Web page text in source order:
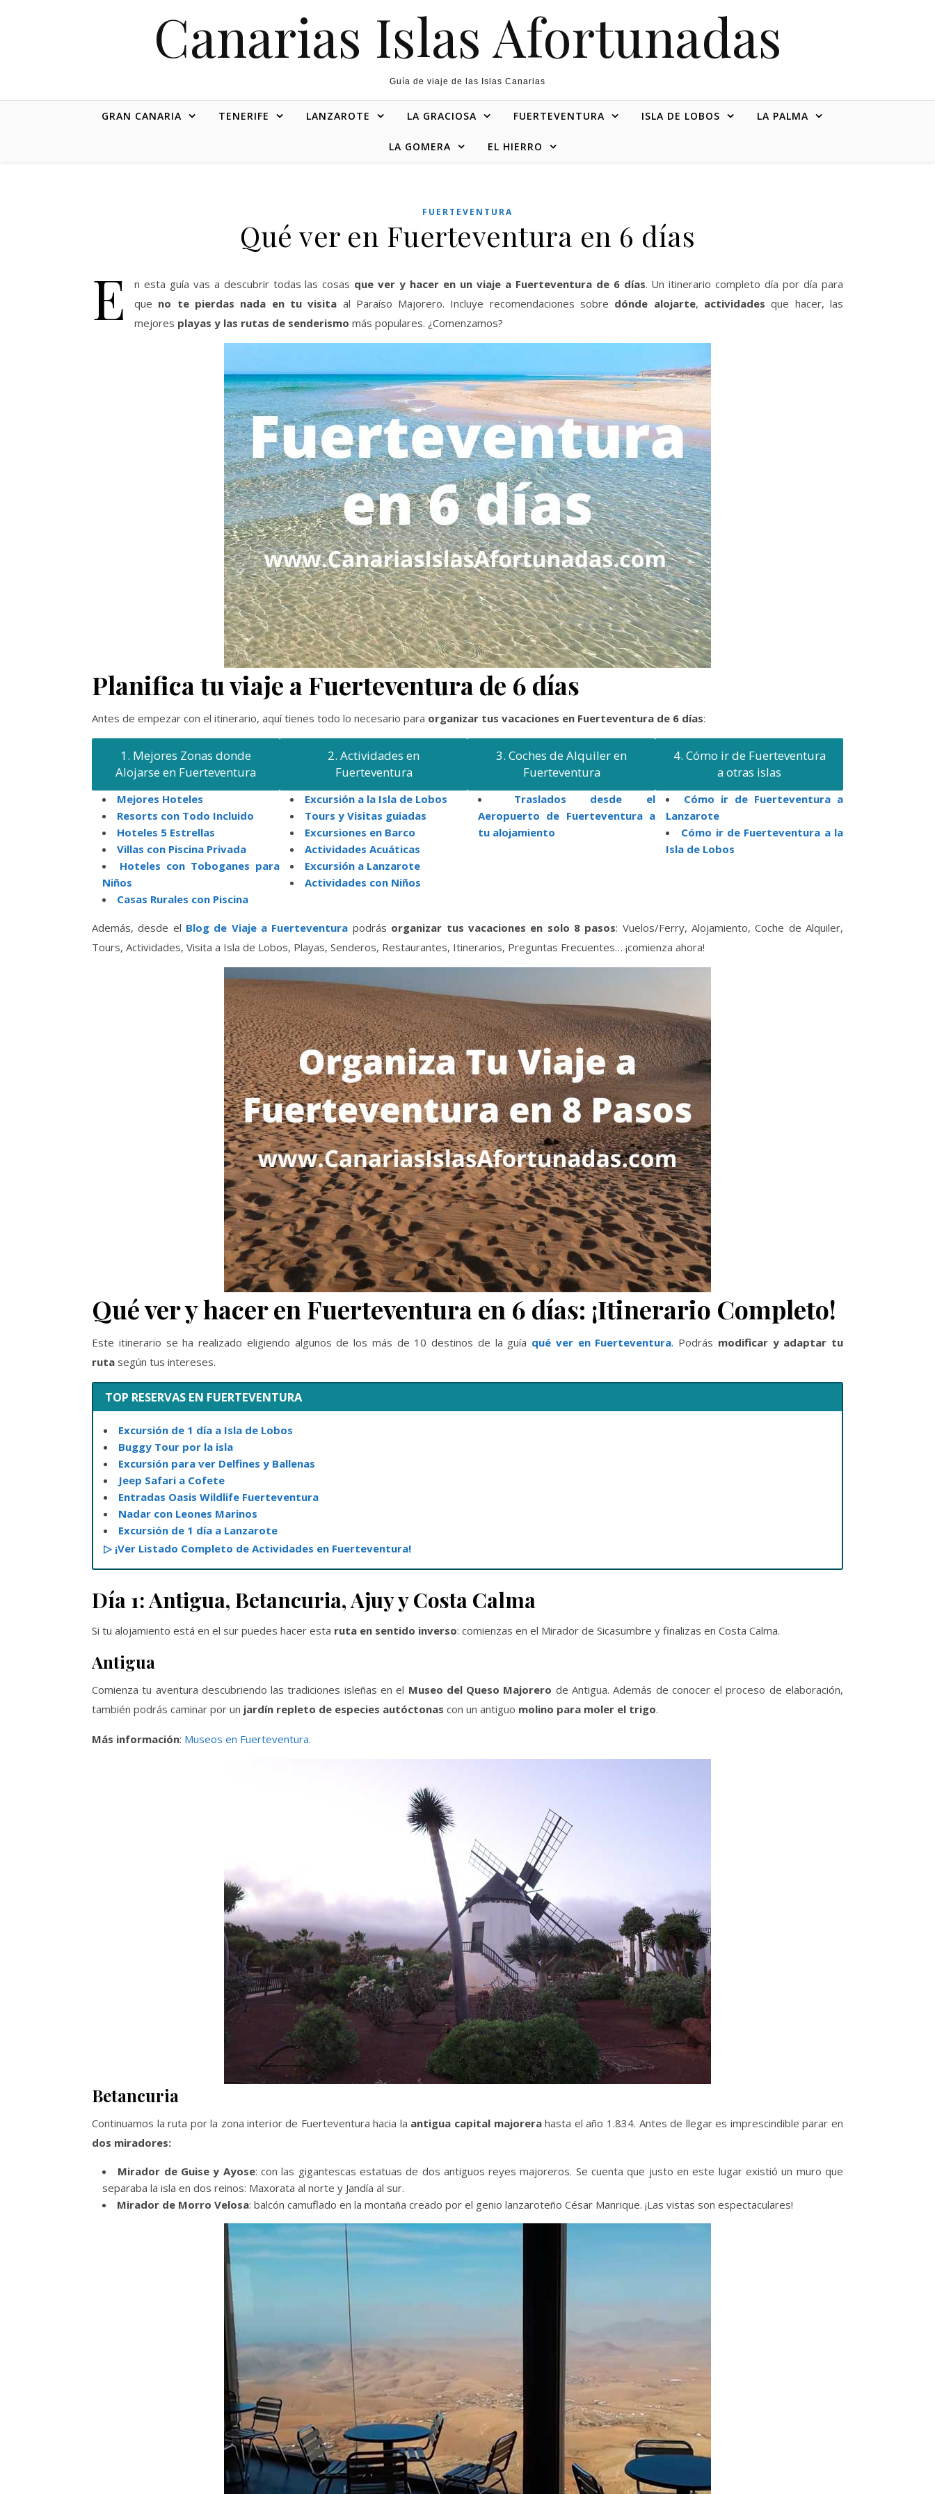
Canarias Islas Afortunadas
Guía de viaje de las Islas Canarias
GRAN CANARIA TENERIFE LANZAROTE LA GRACIOSA FUERTEVENTURA ISLA DE LOBOS LA PALMA
LA GOMERA EL HIERRO
FUERTEVENTURA
Qué ver en Fuerteventura en 6 días
E n esta guía vas a descubrir todas las cosas que ver y hacer en un viaje a Fuerteventura de 6 días. Un itinerario completo día por día para
que no te pierdas nada en tu visita al Paraíso Majorero. Incluye recomendaciones sobre dónde alojarte, actividadesque hacer, las
mejores playas y las rutas de senderismo más populares. ¿Comenzamos?
Planifica tu viaje a Fuerteventura de 6 días
Antes de empezar con el itinerario, aquí tienes todo lo necesario para organizar tus vacaciones en Fuerteventura de 6 días:
1. Mejores Zonas donde
Alojarse en Fuerteventura
Mejores Hoteles
Resorts con Todo Incluido
Hoteles 5 Estrellas
Villas con Piscina Privada
Hoteles con Toboganes para
Niños
Casas Rurales con Piscina
2. Actividades en
Fuerteventura
Excursión a la Isla de Lobos
Tours y Visitas guiadas
Excursiones en Barco
Actividades Acuáticas
Excursión a Lanzarote
Actividades con Niños
3. Coches de Alquiler en
Fuerteventura
Traslados desde el
Aeropuerto de Fuerteventura a
tu alojamiento
4. Cómo ir de Fuerteventura
a otras islas
Cómo ir de Fuerteventura a
Lanzarote
Cómo ir de Fuerteventura a la
Isla de Lobos
Además, desde el Blog de Viaje a Fuerteventura podrás organizar tus vacaciones en solo 8 pasos: Vuelos/Ferry, Alojamiento, Coche de Alquiler,
Tours, Actividades, Visita a Isla de Lobos, Playas, Senderos, Restaurantes, Itinerarios, Preguntas Frecuentes… ¡comienza ahora!
Qué ver y hacer en Fuerteventura en 6 días: ¡Itinerario Completo!
Este itinerario se ha realizado eligiendo algunos de los más de 10 destinos de la guía qué ver en Fuerteventura. Podrás modificar y adaptar tu
ruta según tus intereses.
TOP RESERVAS EN FUERTEVENTURA
Excursión de 1 día a Isla de Lobos
Buggy Tour por la isla
Excursión para ver Delfines y Ballenas
Jeep Safari a Cofete
Entradas Oasis Wildlife Fuerteventura
Nadar con Leones Marinos
Excursión de 1 día a Lanzarote
▷ ¡Ver Listado Completo de Actividades en Fuerteventura!
Día 1: Antigua, Betancuria, Ajuy y Costa Calma
Si tu alojamiento está en el sur puedes hacer esta ruta en sentido inverso: comienzas en el Mirador de Sicasumbre y finalizas en Costa Calma.
Antigua
Comienza tu aventura descubriendo las tradiciones isleñas en el Museo del Queso Majorero de Antigua. Además de conocer el proceso de elaboración,
también podrás caminar por un jardín repleto de especies autóctonas con un antiguo molino para moler el trigo.
Más información: Museos en Fuerteventura.
Betancuria
Continuamos la ruta por la zona interior de Fuerteventura hacia la antigua capital majorerahasta el año 1.834. Antes de llegar es imprescindible parar en
dos miradores:
Mirador de Guise y Ayose: con las gigantescas estatuas de dos antiguos reyes majoreros. Se cuenta que justo en este lugar existió un muro que
separaba la isla en dos reinos: Maxorata al norte y Jandía al sur.
Mirador de Morro Velosa: balcón camuflado en la montaña creado por el genio lanzaroteño César Manrique. ¡Las vistas son espectaculares!